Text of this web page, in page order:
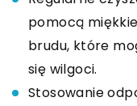
pomocą
brudu, które
się wilgoci.
Stosowanie